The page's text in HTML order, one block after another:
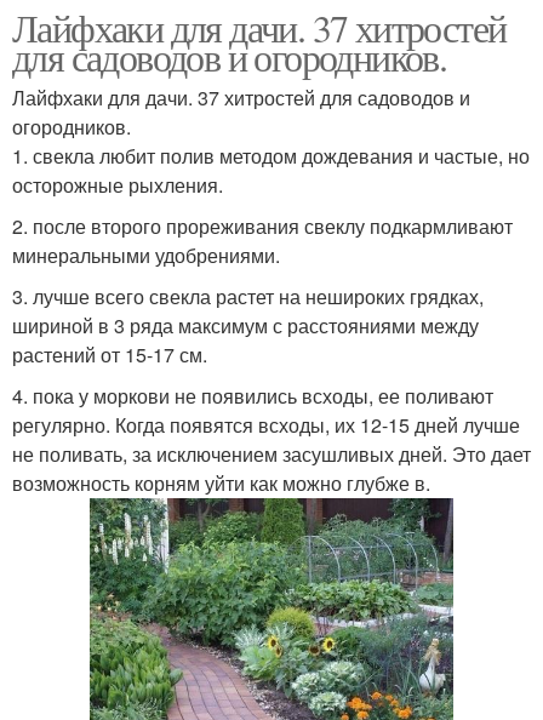
Лайфхаки для дачи. 37 хитростей
для садоводов и огородников.
Лайфхаки для дачи. 37 хитростей для садоводов и
огородников.
1. свекла любит полив методом дождевания и частые, но
осторожные рыхления.
2. после второго прореживания свеклу подкармливают
минеральными удобрениями.
3. лучше всего свекла растет на нешироких грядках,
шириной в 3 ряда максимум с расстояниями между
растений от 15-17 см.
4. пока у моркови не появились всходы, ее поливают
регулярно. Когда появятся всходы, их 12-15 дней лучше
не поливать, за исключением засушливых дней. Это дает
возможность корням уйти как можно глубже в.